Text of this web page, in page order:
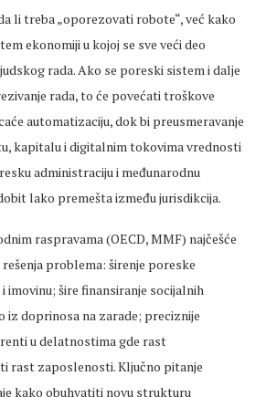
li treba „oporezovati robote“, već kako
ekonomiji u kojoj se sve veći deo
rada. Ako se poreski sistem i dalje
rada, to će povećati troškove
automatizaciju, dok bi preusmeravanje
kapitalu i digitalnim tokovima vrednosti
administraciju i međunarodnu
lako premešta između jurisdikcija.
raspravama (OECD, MMF) najčešće
problema: širenje poreske
imovinu; šire finansiranje socijalnih
iz doprinosa na zarade; preciznije
u delatnostima gde rast
rast zaposlenosti. Ključno pitanje
kako obuhvatiti novu strukturu